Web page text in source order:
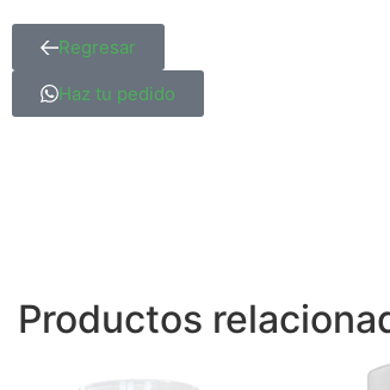
Regresar
Haz tu pedido
Productos